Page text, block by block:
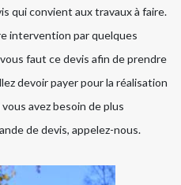
qui convient aux travaux à faire.
intervention par quelques
faut ce devis afin de prendre
devoir payer pour la réalisation
avez besoin de plus
de devis, appelez-nous.